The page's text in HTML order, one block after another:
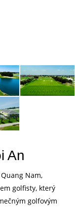
An
Nam,
golfisty, který
golfovým